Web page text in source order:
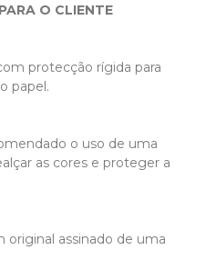
O CLIENTE
protecção rígida para
papel.
o uso de uma
as cores e proteger a
original assinado de uma